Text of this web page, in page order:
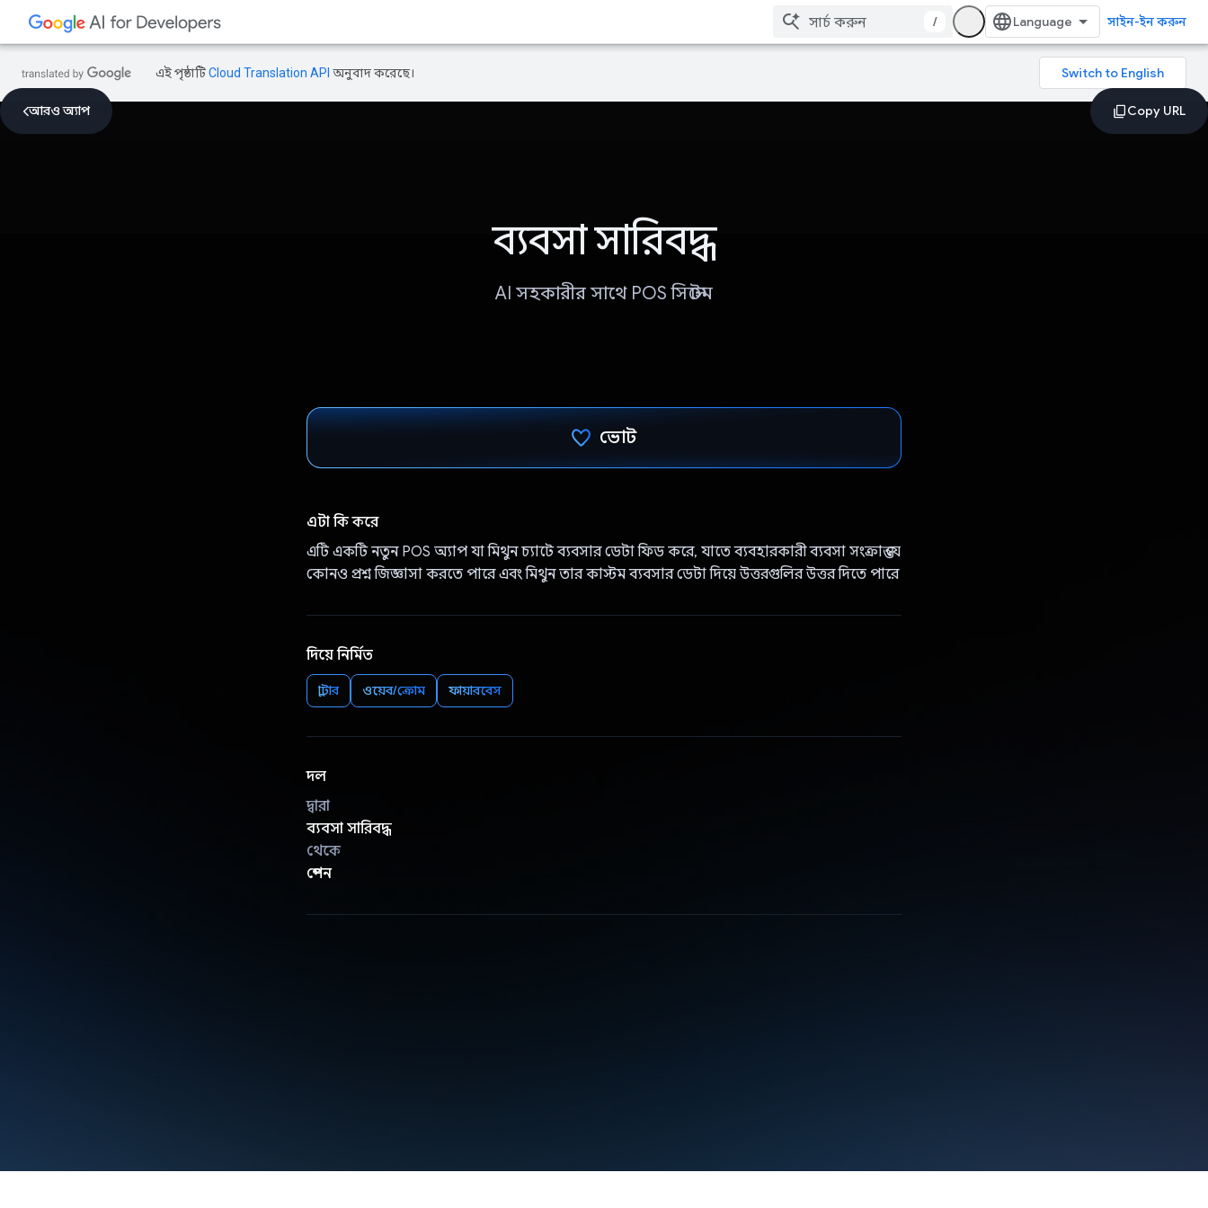
/ সাইন-ইন করুন
এই পৃষ্ঠাটিCloud Translation API অনুবাদ করেছে।
আরও অ্যাপ
ব্যবসা সারিবদ্ধ
AI সহকারীর সাথে POS সিস্টেম
ভোট
এটা কি করে
এটি একটি নতুন POS অ্যাপ যা মিথুন চ্যাটে ব্যবসার ডেটা ফিড করে, যাতে ব্যবহারকারী ব্যবসা সংক্রান্ত যে
কোনও প্রশ্ন জিজ্ঞাসা করতে পারে এবং মিথুন তার কাস্টম ব্যবসার ডেটা দিয়ে উত্তরগুলির উত্তর দিতে পারে
দিয়ে নির্মিত
ফ্লাটার ওয়েব/ক্রোম ফায়ারবেস
দল
দ্বারা
ব্যবসা সারিবদ্ধ
থেকে
স্পেন